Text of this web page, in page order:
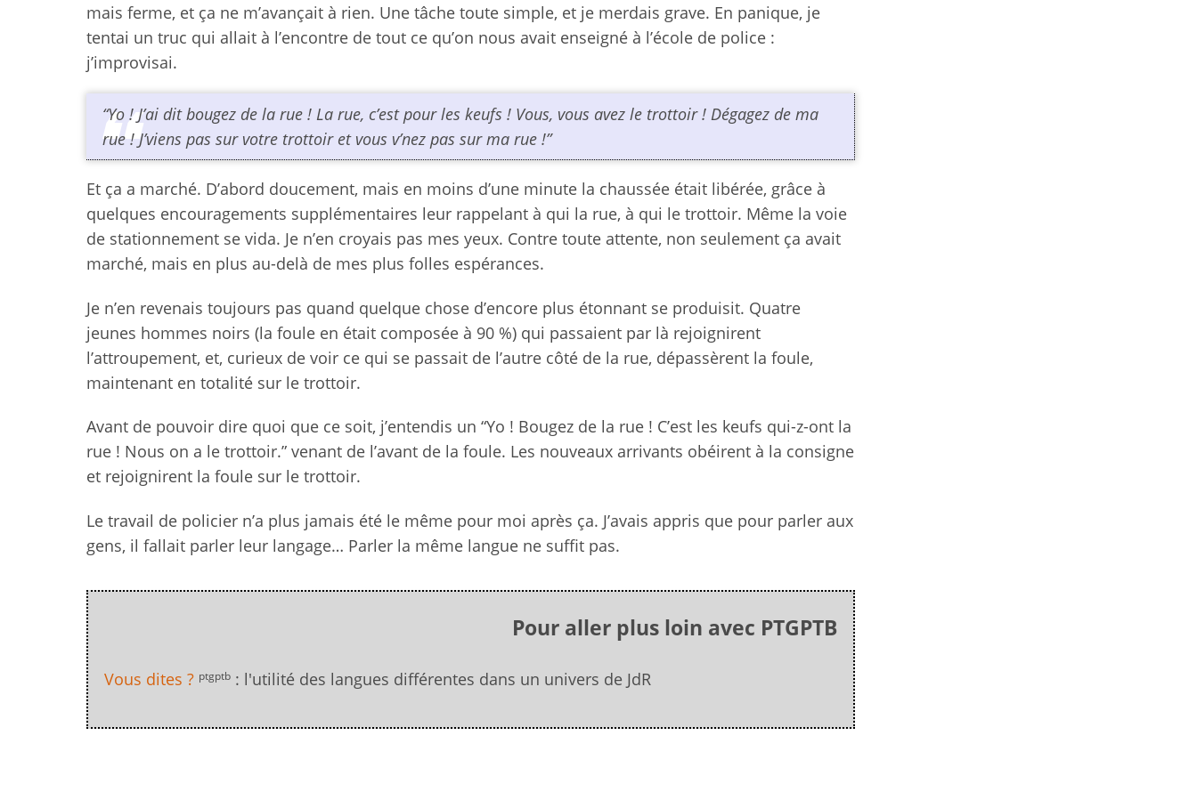
mais ferme, et ça ne m’avançait à rien. Une tâche toute simple, et je merdais grave. En panique, je
tentai un truc qui allait à l’encontre de tout ce qu’on nous avait enseigné à l’école de police :
j’improvisai.
“Yo ! J’ai dit bougez de la rue ! La rue, c’est pour les keufs ! Vous, vous avez le trottoir ! Dégagez de ma
rue ! J’viens pas sur votre trottoir et vous v’nez pas sur ma rue !”
Et ça a marché. D’abord doucement, mais en moins d’une minute la chaussée était libérée, grâce à
quelques encouragements supplémentaires leur rappelant à qui la rue, à qui le trottoir. Même la voie
de stationnement se vida. Je n’en croyais pas mes yeux. Contre toute attente, non seulement ça avait
marché, mais en plus au-delà de mes plus folles espérances.
Je n’en revenais toujours pas quand quelque chose d’encore plus étonnant se produisit. Quatre
jeunes hommes noirs (la foule en était composée à 90 %) qui passaient par là rejoignirent
l’attroupement, et, curieux de voir ce qui se passait de l’autre côté de la rue, dépassèrent la foule,
maintenant en totalité sur le trottoir.
Avant de pouvoir dire quoi que ce soit, j’entendis un “Yo ! Bougez de la rue ! C’est les keufs qui-z-ont la
rue ! Nous on a le trottoir.” venant de l’avant de la foule. Les nouveaux arrivants obéirent à la consigne
et rejoignirent la foule sur le trottoir.
Le travail de policier n’a plus jamais été le même pour moi après ça. J’avais appris que pour parler aux
gens, il fallait parler leur langage… Parler la même langue ne suffit pas.
Pour aller plus loin avec PTGPTB
Vous dites ? ptgptb : l'utilité des langues différentes dans un univers de JdR